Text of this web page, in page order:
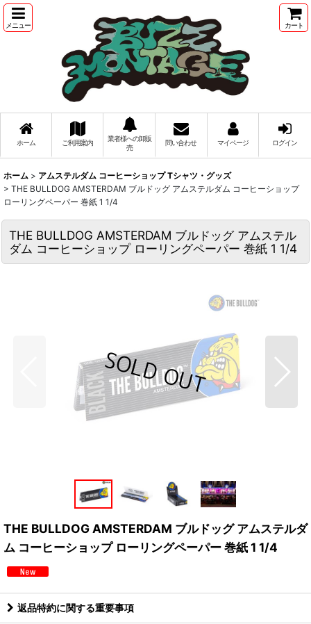
メニュー カート
ホーム ご利用案内
業者様への卸販
売
問い合わせ マイページ ログイン
ホーム > アムステルダム コーヒーショップ Tシャツ・グッズ
> THE BULLDOG AMSTERDAM ブルドッグ アムステルダム コーヒーショップ
ローリングペーパー 巻紙 1 1/4
THE BULLDOG AMSTERDAM ブルドッグ アムステル
ダム コーヒーショップ ローリングペーパー 巻紙 1 1/4
THE BULLDOG AMSTERDAM ブルドッグ アムステルダ
ム コーヒーショップ ローリングペーパー 巻紙 1 1/4
返品特約に関する重要事項